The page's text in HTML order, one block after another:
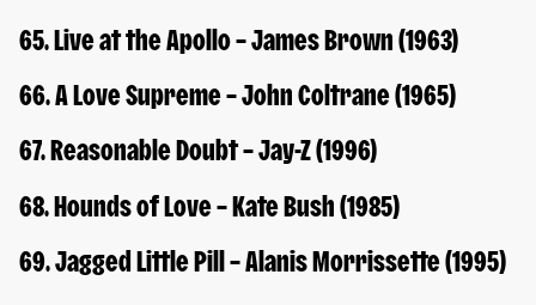
65. Live at the Apollo – James Brown (1963)
66. A Love Supreme – John Coltrane (1965)
67. Reasonable Doubt – Jay-Z (1996)
68. Hounds of Love – Kate Bush (1985)
69. Jagged Little Pill – Alanis Morrissette (1995)